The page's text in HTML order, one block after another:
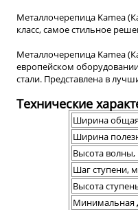
Металлочерепица Kamea
класс, самое стильное
Металлочерепица Kamea
европейском
стали. Представлена в
Технические
Ширина
Ширина
Высота
Шаг ступени,
Высота
Минимальная